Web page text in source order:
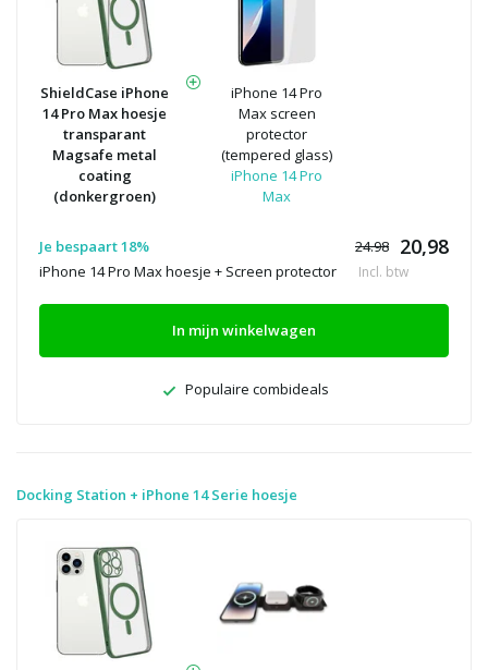
ShieldCase iPhone
14 Pro Max hoesje
transparant
Magsafe metal
coating
(donkergroen)
iPhone 14 Pro
Max screen
protector
(tempered glass)
iPhone 14 Pro
Max
Je bespaart 18% 24.98 20,98
iPhone 14 Pro Max hoesje + Screen protector Incl. btw
In mijn winkelwagen
Populaire combideals
Docking Station + iPhone 14 Serie hoesje